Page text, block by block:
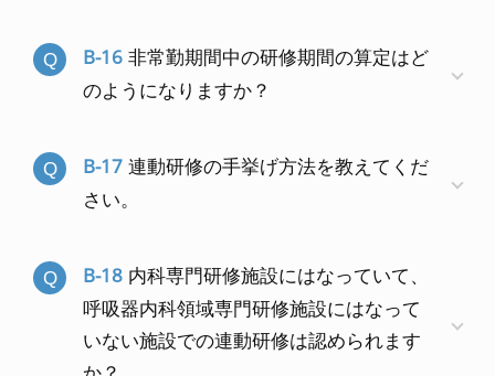
B-16 非常勤期間中の研修期間の算定はど
のようになりますか？
B-17 連動研修の手挙げ方法を教えてくだ
さい。
B-18 内科専門研修施設にはなっていて、
呼吸器内科領域専門研修施設にはなって
いない施設での連動研修は認められます